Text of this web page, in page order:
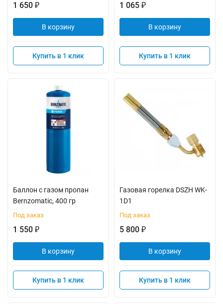
1 650 ₽
В корзину
Купить в 1 клик
1 065 ₽
В корзину
Купить в 1 клик
Баллон с газом пропан
Bernzomatic, 400 гр
Под заказ
1 550 ₽
В корзину
Купить в 1 клик
Газовая горелка DSZH WK-
1D1
Под заказ
5 800 ₽
В корзину
Купить в 1 клик